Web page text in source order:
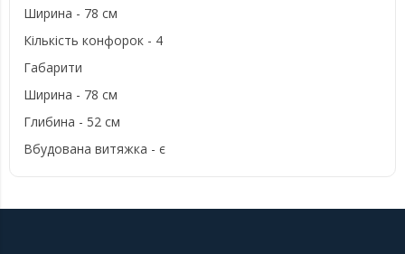
Ширина - 78 см
Кількість конфорок - 4
Габарити
Ширина - 78 см
Глибина - 52 см
Вбудована витяжка - є